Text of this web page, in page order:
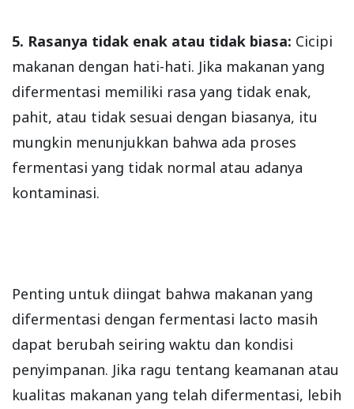
5. Rasanya tidak enak atau tidak biasa: Cicipi
makanan dengan hati-hati. Jika makanan yang
difermentasi memiliki rasa yang tidak enak,
pahit, atau tidak sesuai dengan biasanya, itu
mungkin menunjukkan bahwa ada proses
fermentasi yang tidak normal atau adanya
kontaminasi.
Penting untuk diingat bahwa makanan yang
difermentasi dengan fermentasi lacto masih
dapat berubah seiring waktu dan kondisi
penyimpanan. Jika ragu tentang keamanan atau
kualitas makanan yang telah difermentasi, lebih